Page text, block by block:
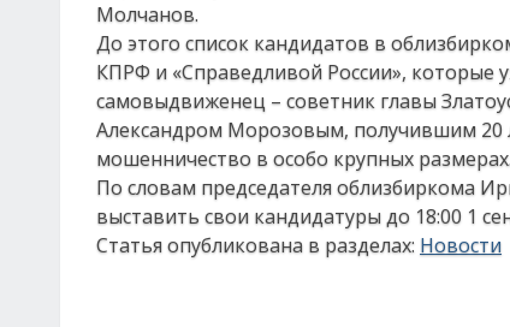
Молчанов.
До этого список кандидатов в
КПРФ и «Справедливой России», которые
самовыдвиженец – советник главы
Александром Морозовым, получившим 20
мошенничество в особо крупных размерах.
По словам председателя облизбиркома
выставить свои кандидатуры до 18:00 1
Статья опубликована в разделах: Новости